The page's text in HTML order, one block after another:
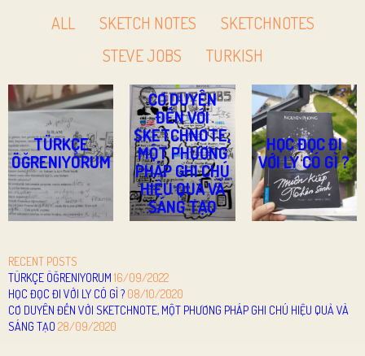
ALL SKETCH NOTES
SKETCHNOTES
STEVE JOBS
TURKISH
TÜRKÇE
ÖĞRENIYORUM
CƠ DUYÊN
ĐẾN VỚI
SKETCHNOTE,
MỘT PHƯƠNG
PHÁP GHI CHÚ
HIỆU QUẢ VÀ
SÁNG TẠO
HỌC ĐỌC ĐI
VỚI LY CÓ GÌ ?
RECENT POSTS
TÜRKÇE ÖĞRENIYORUM 16/09/2022
HỌC ĐỌC ĐI VỚI LY CÓ GÌ ? 08/10/2020
CƠ DUYÊN ĐẾN VỚI SKETCHNOTE, MỘT PHƯƠNG PHÁP GHI CHÚ HIỆU QUẢ VÀ
SÁNG TẠO 28/09/2020